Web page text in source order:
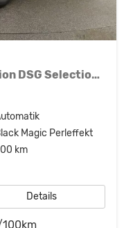
1.5 TSI mHEV 110 kW Selection DSG Selection, AHK, Navi, Side, Kamera, Winter, 4 J.- Garantie
Magic Perleffekt
km
Details